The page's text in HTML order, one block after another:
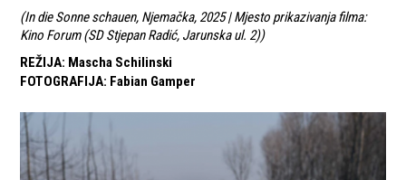
(In die Sonne schauen, Njemačka, 2025 | Mjesto prikazivanja filma:
Kino Forum (SD Stjepan Radić, Jarunska ul. 2))
REŽIJA: Mascha Schilinski
FOTOGRAFIJA: Fabian Gamper